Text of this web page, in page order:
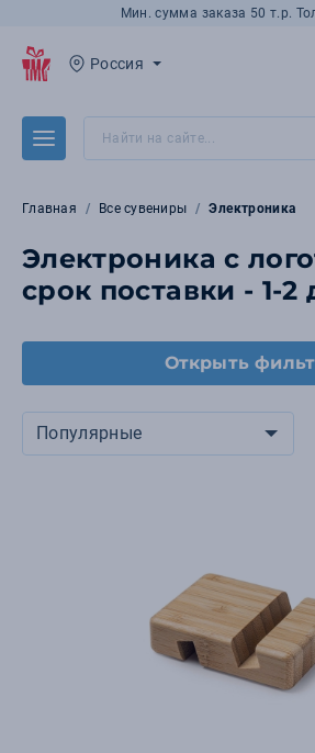
Мин. сумма заказа 50 т.р.
Россия
Главная Все сувениры Электроника
Электроника с
срок поставки - 1-2
Открыть
Популярные